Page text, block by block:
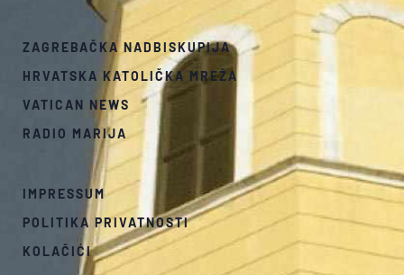
ZAGREBAČKA NADBISKUPIJA
HRVATSKA KATOLIČKA MREŽA
VATICAN NEWS
RADIO MARIJA
IMPRESSUM
POLITIKA PRIVATNOSTI
KOLAČIĆI